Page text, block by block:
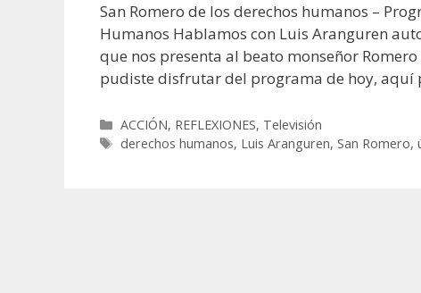
San Romero de los derechos humanos –
Humanos Hablamos con Luis Aranguren
que nos presenta al beato monseñor
pudiste disfrutar del programa de hoy, aquí
Categorías
ACCIÓN, REFLEXIONES, Televisión
Etiquetas
derechos humanos, Luis Aranguren,San Romero,